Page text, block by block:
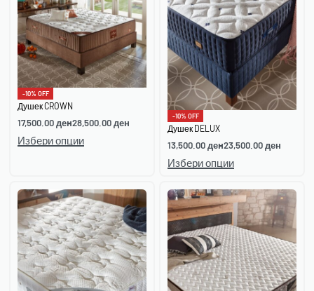
-10% OFF
Душек CROWN
17,500.00ден28,500.00ден
Избери опции
-10% OFF
Душек DELUX
13,500.00ден23,500.00ден
Избери опции